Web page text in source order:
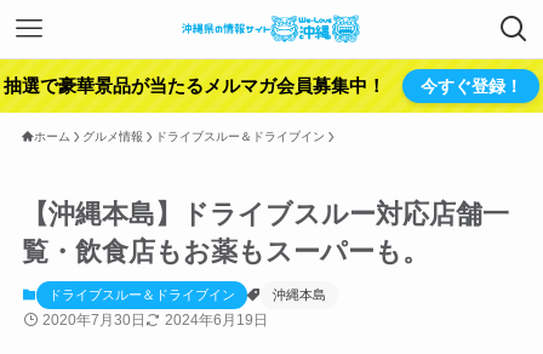
抽選で豪華景品が当たるメルマガ会員募集中！ 今すぐ登録！
ホーム グルメ情報 ドライブスルー＆ドライブイン
【沖縄本島】ドライブスルー対応店舗一
覧・飲食店もお薬もスーパーも。
ドライブスルー＆ドライブイン 沖縄本島
2020年7月30日 2024年6月19日